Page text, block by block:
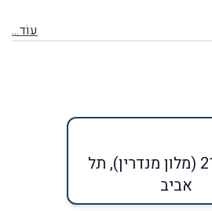
עוֹד...
יוניצמן 21 (מלון מנדרין), תל
אביב